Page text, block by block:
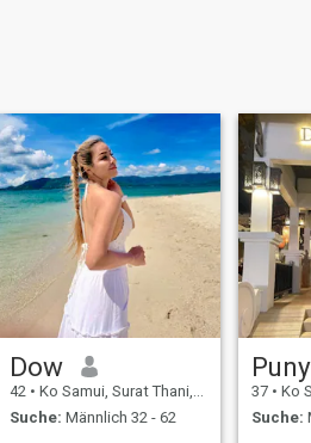
Dow
42 • Ko Samui, Surat Thani, Thailand
Suche: Männlich 32 - 62
37 • Ko
Suche: